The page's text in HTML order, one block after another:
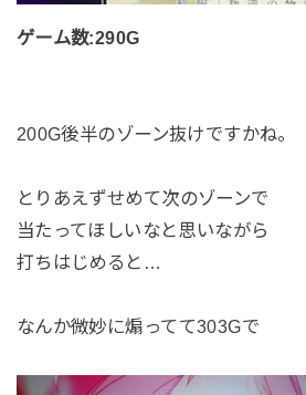
ゲーム数:290G
200G後半のゾーン抜けですかね。
とりあえずせめて次のゾーンで
当たってほしいなと思いながら
打ちはじめると…
なんか微妙に煽ってて303Gで